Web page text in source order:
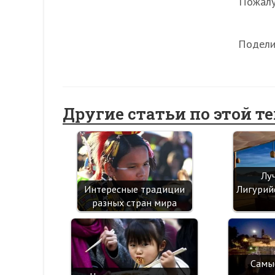
Другие статьи по этой
Интересные традиции
разных стран мира